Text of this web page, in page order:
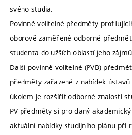
svého studia.
Povinně volitelné předměty
oborově zaměřené odborné
studenta do užších oblastí jeho
Další povinně volitelné (PVB)
předměty zařazené z nabídek ústavů
úkolem je rozšířit odborné znalosti
PV předměty si pro daný
aktuální nabídky studijního plánu při